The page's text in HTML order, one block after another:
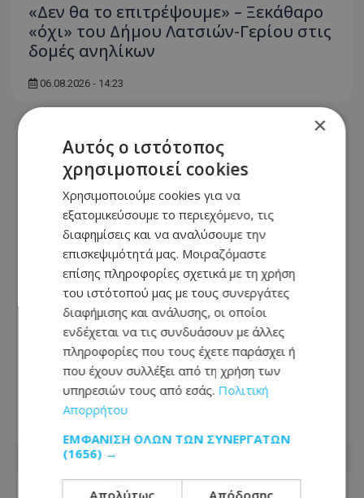
«Δεν θα το επιτρέψουμε» – Ξεκάθαρο
«όχι» του Δήμου Λατσιών-Γερίου στις
δομές ανηλίκων
06.08.2026 - 14:23
Πέθανε η Νιόβη Αριστείδου: Πότε θα
γίνει η κηδεία – Η επιθυμία της
οικογένειας
×
Αυτός ο ιστότοπος
χρησιμοποιεί cookies
Χρησιμοποιούμε cookies για να
εξατομικεύσουμε το περιεχόμενο, τις
διαφημίσεις και να αναλύσουμε την
επισκεψιμότητά μας. Μοιραζόμαστε
επίσης πληροφορίες σχετικά με τη χρήση
του ιστότοπού μας με τους συνεργάτες
διαφήμισης και ανάλυσης, οι οποίοι
ενδέχεται να τις συνδυάσουν με άλλες
πληροφορίες που τους έχετε παράσχει ή
που έχουν συλλέξει από τη χρήση των
υπηρεσιών τους από εσάς. Πολιτική
Απορρήτου
ΕΜΦΆΝΙΣΗ ΌΛΩΝ ΤΩΝ ΣΥΝΕΡΓΑΤΏΝ
(1656) →
Απολύτως
Απόδοσης